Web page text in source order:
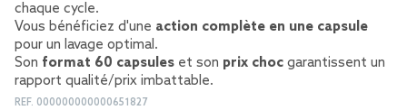
chaque cycle.
Vous bénéficiez d'une action complète en une capsule
pour un lavage optimal.
Son format 60 capsules et son prix choc garantissent un
rapport qualité/prix imbattable.
REF. 000000000000651827